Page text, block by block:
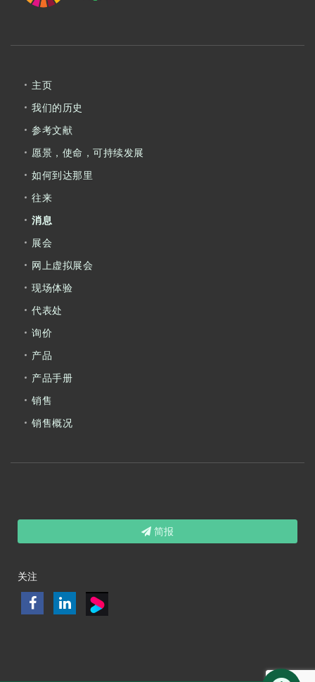
主页
我们的历史
参考文献
愿景，使命，可持续发展
如何到达那里
往来
消息
展会
网上虚拟展会
现场体验
代表处
询价
产品
产品手册
销售
销售概况
简报
关注